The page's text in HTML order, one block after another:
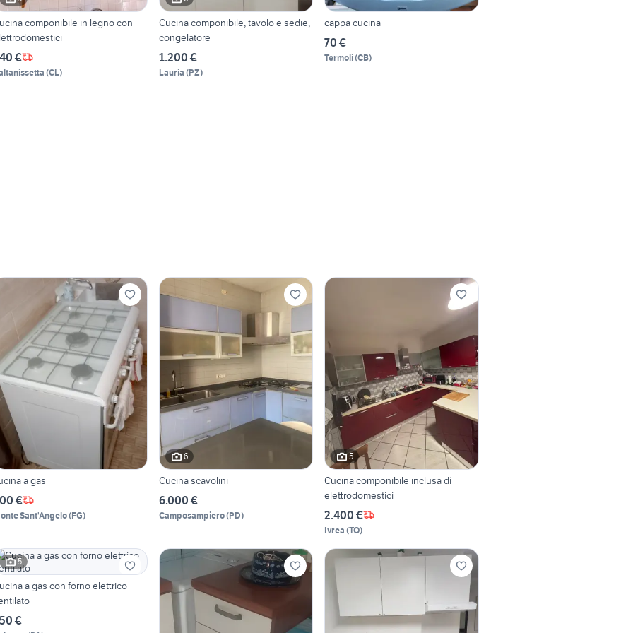
componibile in legno con
€
(CL)
Cucina componibile, tavolo e sedie,
congelatore
1.200 €
Lauria (PZ)
cappa cucina
70 €
Termoli(CB)
a gas
€
Sant'Angelo(FG)
6
Cucina scavolini
6.000 €
Camposampiero(PD)
5
Cucina componibile inclusa dí
elettrodomestici
2.400 €
Ivrea (TO)
5
a gas con forno elettrico
€